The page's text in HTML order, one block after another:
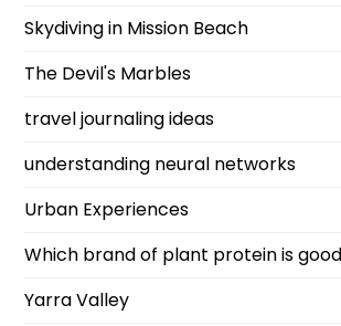
Skydiving in Mission Beach
The Devil's Marbles
travel journaling ideas
understanding neural networks
Urban Experiences
Which brand of plant protein is
Yarra Valley